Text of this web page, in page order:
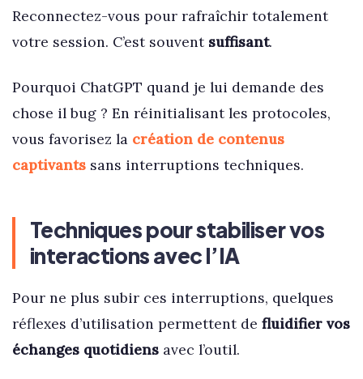
Reconnectez-vous pour rafraîchir totalement
votre session. C’est souvent suffisant.
Pourquoi ChatGPT quand je lui demande des
chose il bug ? En réinitialisant les protocoles,
vous favorisez la création de contenus
captivantssans interruptions techniques.
Techniques pour stabiliser vos
interactions avec l’IA
Pour ne plus subir ces interruptions, quelques
réflexes d’utilisation permettent de fluidifier vos
échanges quotidiensavec l’outil.